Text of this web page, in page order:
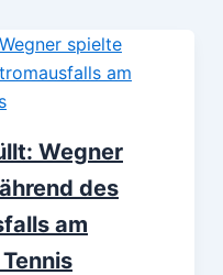
Wegner
des
am